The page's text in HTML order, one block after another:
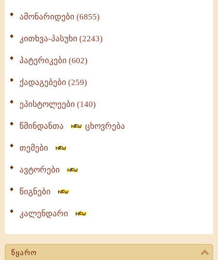
ამონარიდები (6855)
კითხვა-პასუხი (2243)
პატერიკები (602)
ქადაგებები (259)
ეპისტოლეები (140)
წმინდანთა ცხოვრება
თემები
ავტორები
წიგნები
კალენდარი
წყარო